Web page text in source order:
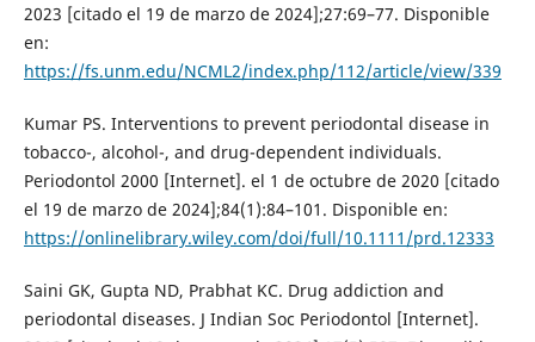
2023 [citado el 19 de marzo de 2024];27:69–77. Disponible
en:
https://fs.unm.edu/NCML2/index.php/112/article/view/339
Kumar PS. Interventions to prevent periodontal disease in
tobacco-, alcohol-, and drug-dependent individuals.
Periodontol 2000 [Internet]. el 1 de octubre de 2020 [citado
el 19 de marzo de 2024];84(1):84–101. Disponible en:
https://onlinelibrary.wiley.com/doi/full/10.1111/prd.12333
Saini GK, Gupta ND, Prabhat KC. Drug addiction and
periodontal diseases. J Indian Soc Periodontol [Internet].